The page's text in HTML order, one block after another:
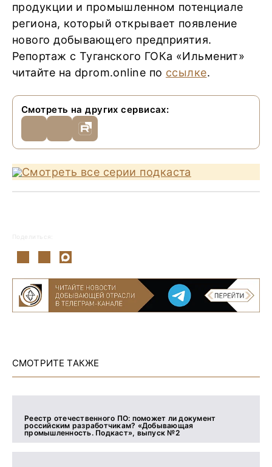
продукции и промышленном потенциале
региона, который открывает появление
нового добывающего предприятия.
Репортаж c Туганского ГОКа «Ильменит»
читайте на dprom.online по ссылке.
Смотреть на других сервисах:
Смотреть все серии подкаста
Поделиться:
СМОТРИТЕ ТАКЖЕ
Реестр отечественного ПО: поможет ли документ
российским разработчикам? «Добывающая
промышленность. Подкаст», выпуск №2